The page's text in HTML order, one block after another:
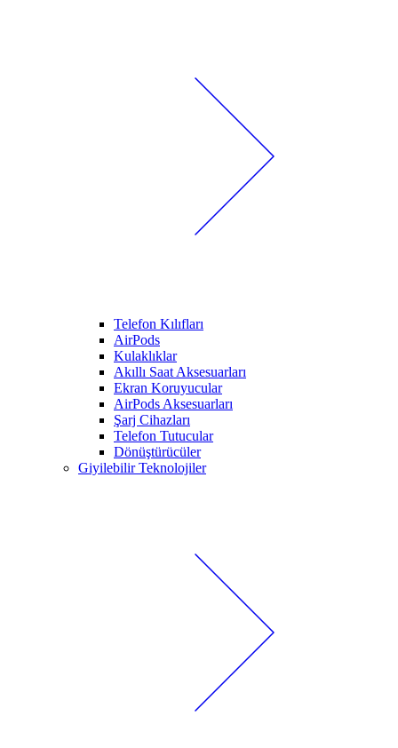
Telefon Kılıfları
AirPods
Kulaklıklar
Akıllı Saat Aksesuarları
Ekran Koruyucular
AirPods Aksesuarları
Şarj Cihazları
Telefon Tutucular
Dönüştürücüler
Giyilebilir Teknolojiler